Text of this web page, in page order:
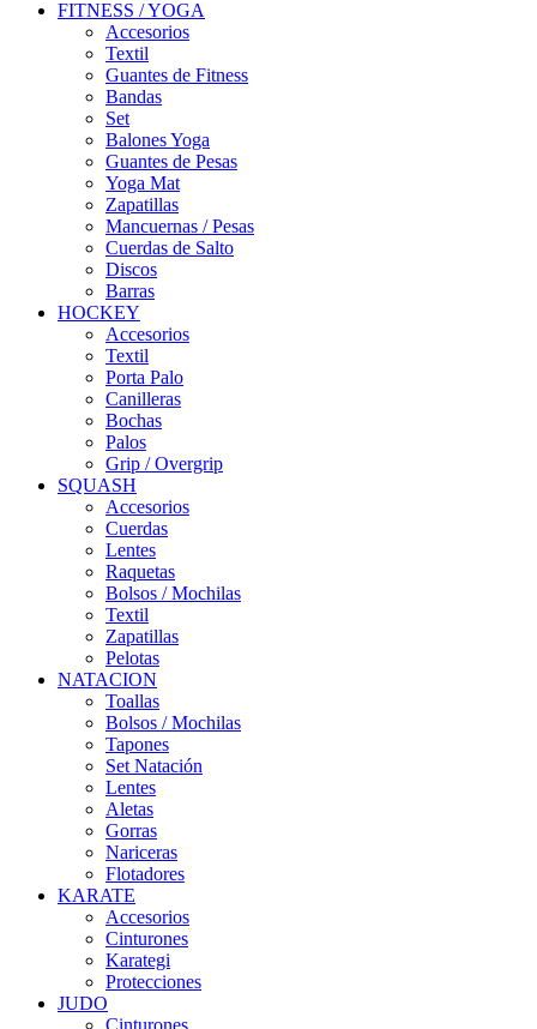
FITNESS / YOGA
Accesorios
Textil
Guantes de Fitness
Bandas
Set
Balones Yoga
Guantes de Pesas
Yoga Mat
Zapatillas
Mancuernas / Pesas
Cuerdas de Salto
Discos
Barras
HOCKEY
Accesorios
Textil
Porta Palo
Canilleras
Bochas
Palos
Grip / Overgrip
SQUASH
Accesorios
Cuerdas
Lentes
Raquetas
Bolsos / Mochilas
Textil
Zapatillas
Pelotas
NATACION
Toallas
Bolsos / Mochilas
Tapones
Set Natación
Lentes
Aletas
Gorras
Nariceras
Flotadores
KARATE
Accesorios
Cinturones
Karategi
Protecciones
JUDO